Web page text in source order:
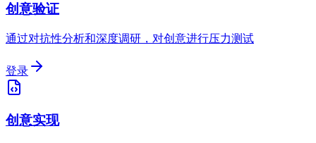
创意验证
通过对抗性分析和深度调研，对创意进行压力测试
登录
创意实现